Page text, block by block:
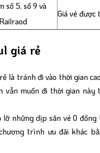
số 5, số 9 và
Giá vé được
giá rẻ
là tránh đi vào thời gian
vẫn muốn đi thời gian
lỡ những dịp săn vé 0
trình ưu đãi khác